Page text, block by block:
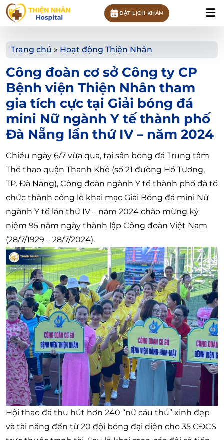
ĐẶT LỊCH KHÁM
Trang chủ » Hoạt động Thiện Nhân
Công đoàn cơ sở Công ty CP
Bệnh viện Thiện Nhân tham
gia tích cực tại Giải bóng đá
mini Nữ ngành Y tế thành phố
Đà Nẵng lần thứ IV – năm 2024
Chiều ngày 6/7 vừa qua, tại sân bóng đá Trung tâm
Thể thao quận Thanh Khê (số 21 đường Hồ Tương,
TP. Đà Nẵng), Công đoàn ngành Y tế thành phố đã tổ
chức thành công lễ khai mạc Giải Bóng đá mini Nữ
ngành Y tế lần thứ IV – năm 2024 chào mừng kỷ
niệm 95 năm ngày thành lập Công đoàn Việt Nam
(28/7/1929 – 28/7/2024).
Hội thao đã thu hút hơn 240 “nữ cầu thủ” xinh đẹp
và tài năng đến từ 20 đội bóng đại diện cho 35 CĐCS